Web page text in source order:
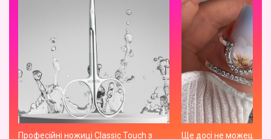
Професійні ножиці Classic Touch з
Ще досі не можеш